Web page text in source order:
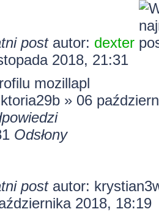
post autor: dexter
2018, 21:31
mozillapl
» 06
Odsłony
post autor:
2018, 18:19